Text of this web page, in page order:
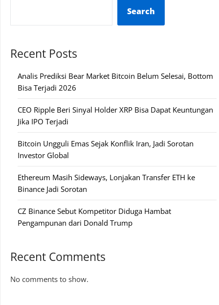
Search
Recent Posts
Analis Prediksi Bear Market Bitcoin Belum Selesai, Bottom
Bisa Terjadi 2026
CEO Ripple Beri Sinyal Holder XRP Bisa Dapat Keuntungan
Jika IPO Terjadi
Bitcoin Ungguli Emas Sejak Konflik Iran, Jadi Sorotan
Investor Global
Ethereum Masih Sideways, Lonjakan Transfer ETH ke
Binance Jadi Sorotan
CZ Binance Sebut Kompetitor Diduga Hambat
Pengampunan dari Donald Trump
Recent Comments
No comments to show.